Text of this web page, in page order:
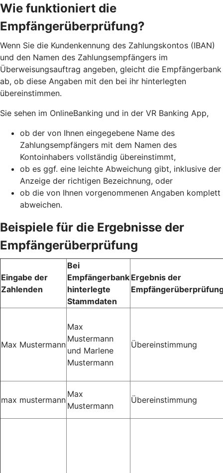
Wie funktioniert die
Empfängerüberprüfung?
Wenn Sie die Kundenkennung des Zahlungskontos (IBAN)
und den Namen des Zahlungsempfängers im
Überweisungsauftrag angeben, gleicht die Empfängerbank
ab, ob diese Angaben mit den bei ihr hinterlegten
übereinstimmen.
Sie sehen im OnlineBanking und in der VR Banking App,
ob der von Ihnen eingegebene Name des
Zahlungsempfängers mit dem Namen des
Kontoinhabers vollständig übereinstimmt,
ob es ggf. eine leichte Abweichung gibt, inklusive der
Anzeige der richtigen Bezeichnung, oder
ob die von Ihnen vorgenommenen Angaben komplett
abweichen.
Beispiele für die Ergebnisse der
Empfängerüberprüfung
Eingabe der
Zahlenden
Bei
Empfängerbank
hinterlegte
Stammdaten
Ergebnis der
Max Mustermann
Max
Mustermann
und Marlene
Mustermann
Übereinstimmung
max mustermann
Max
Mustermann
Übereinstimmung